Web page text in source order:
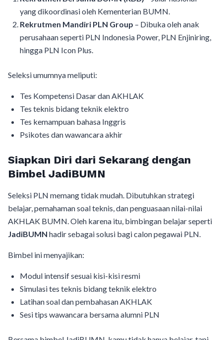
yang dikoordinasi oleh Kementerian BUMN.
Rekrutmen Mandiri PLN Group – Dibuka oleh anak
perusahaan seperti PLN Indonesia Power, PLN Enjiniring,
hingga PLN Icon Plus.
Seleksi umumnya meliputi:
Tes Kompetensi Dasar dan AKHLAK
Tes teknis bidang teknik elektro
Tes kemampuan bahasa Inggris
Psikotes dan wawancara akhir
Siapkan Diri dari Sekarang dengan
Bimbel JadiBUMN
Seleksi PLN memang tidak mudah. Dibutuhkan strategi
belajar, pemahaman soal teknis, dan penguasaan nilai-nilai
AKHLAK BUMN. Oleh karena itu, bimbingan belajar seperti
JadiBUMN hadir sebagai solusi bagi calon pegawai PLN.
Bimbel ini menyajikan:
Modul intensif sesuai kisi-kisi resmi
Simulasi tes teknis bidang teknik elektro
Latihan soal dan pembahasan AKHLAK
Sesi tips wawancara bersama alumni PLN